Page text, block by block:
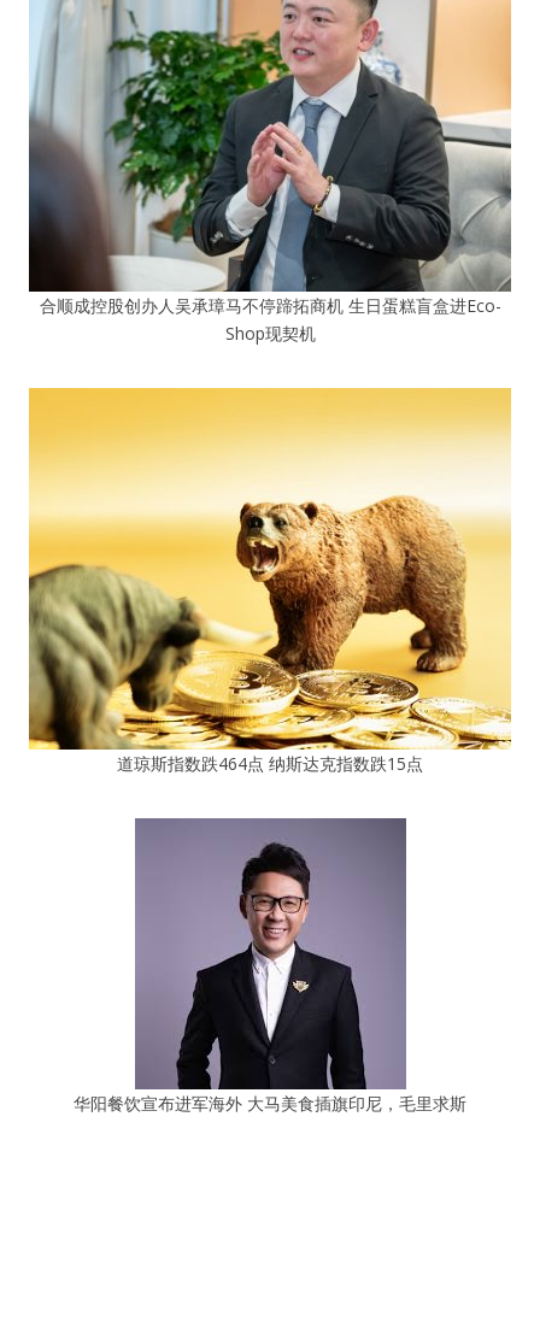
合顺成控股创办人吴承璋马不停蹄拓商机 生日蛋糕盲盒进Eco-
Shop现契机
道琼斯指数跌464点 纳斯达克指数跌15点
华阳餐饮宣布进军海外 大马美食插旗印尼，毛里求斯